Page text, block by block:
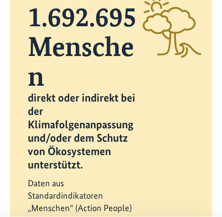
1.692.695
Mensche
n
direkt oder indirekt bei
der
Klimafolgenanpassung
und/oder dem Schutz
von Ökosystemen
unterstützt.
Daten aus
Standardindikatoren
„Menschen“ (Action People)